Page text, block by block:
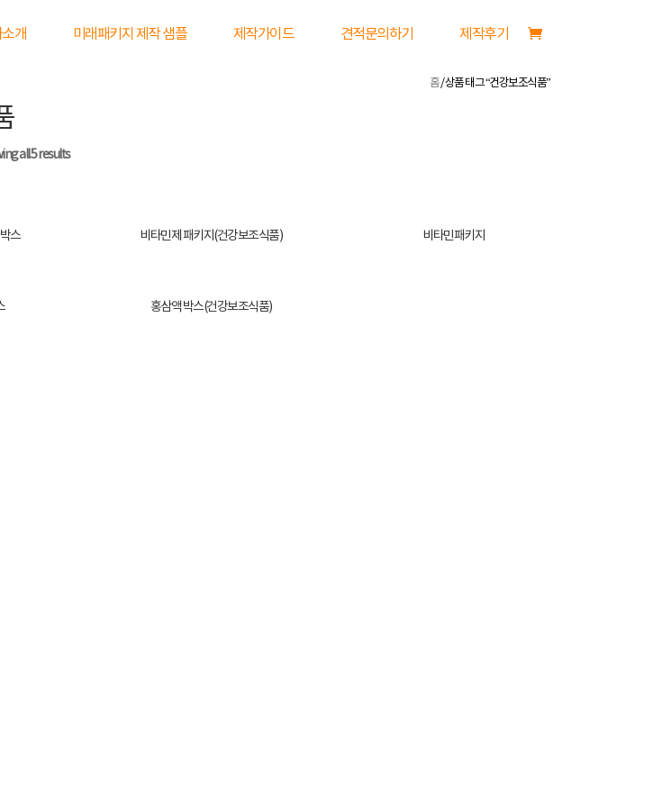
개 미래패키지 제작 샘플 제작가이드 견적문의하기 제작후기
홈/ 상품 태그 “건강보조식품”
all 5 results
스 비타민제 패키지(건강보조식품) 비타민패키지
홍삼액 박스(건강보조식품)